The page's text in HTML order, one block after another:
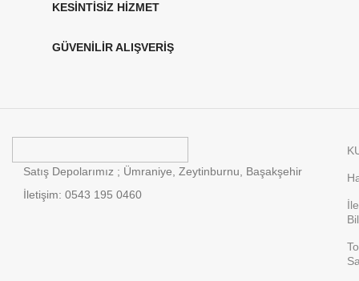
KESİNTİSİZ HİZMET
GÜVENİLİR ALIŞVERİŞ
Satış Depolarımız ; Ümraniye, Zeytinburnu, Başakşehir
İletişim: 0543 195 0460